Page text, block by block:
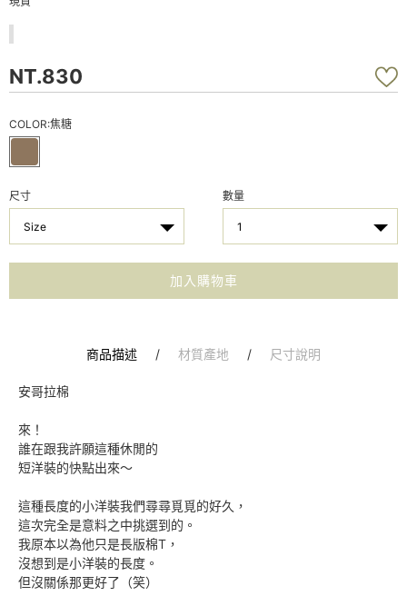
NT.830
COLOR:焦糖
尺寸
Size
數量
1
加入購物車
商品描述 / 材質產地 / 尺寸說明
安哥拉棉
來！
誰在跟我許願這種休閒的
短洋裝的快點出來～
這種長度的小洋裝我們尋尋覓覓的好久，
這次完全是意料之中挑選到的。
我原本以為他只是長版棉T，
沒想到是小洋裝的長度。
但沒關係那更好了（笑）